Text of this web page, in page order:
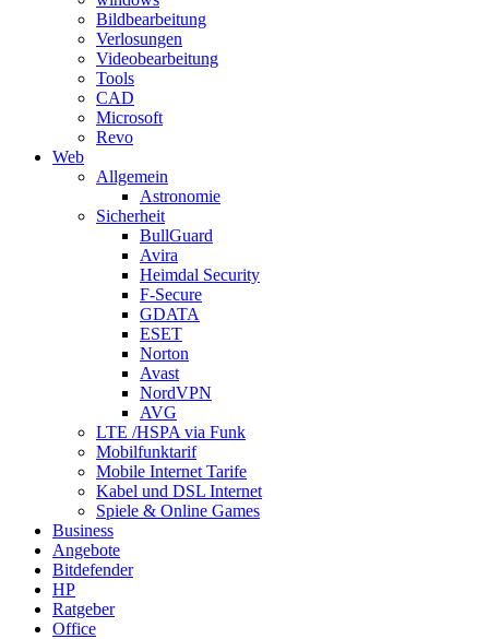
Bildbearbeitung
Verlosungen
Videobearbeitung
Tools
CAD
Microsoft
Revo
Web
Allgemein
Astronomie
Sicherheit
BullGuard
Avira
Heimdal Security
F-Secure
GDATA
ESET
Norton
Avast
NordVPN
AVG
LTE /HSPA via Funk
Mobilfunktarif
Mobile Internet Tarife
Kabel und DSL Internet
Spiele & Online Games
Business
Angebote
Bitdefender
HP
Ratgeber
Office